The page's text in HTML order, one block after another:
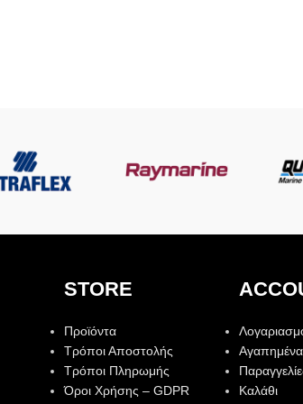
STORE
Προϊόντα
Τρόποι Αποστολής
Τρόποι Πληρωμής
Όροι Χρήσης – GDPR
Αγαπημένα
Καλάθι